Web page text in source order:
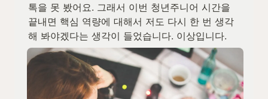
톡을 못 봤어요. 그래서 이번 청년주니어 시간을
끝내면 핵심 역량에 대해서 저도 다시 한 번 생각
해 봐야겠다는 생각이 들었습니다. 이상입니다.